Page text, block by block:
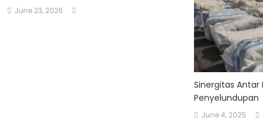
June 23, 2026
Sinergitas
Penyelundupan
June 4, 2025